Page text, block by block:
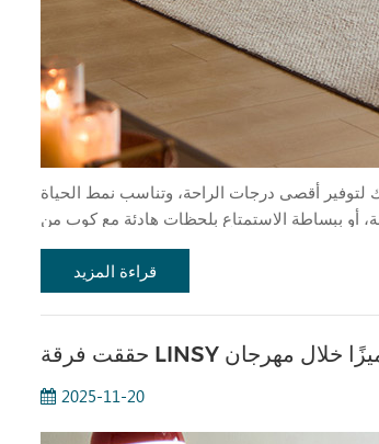
أقصى درجات الراحة، وتناسب نمط الحياة
أو ببساطة الاستمتاع بلحظات هادئة مع كوب من
قراءة المزيد
2025-11-20